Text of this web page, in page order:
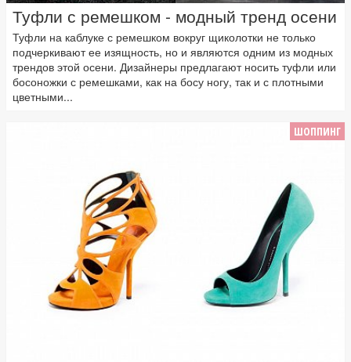
Туфли с ремешком - модный тренд осени
Туфли на каблуке с ремешком вокруг щиколотки не только
подчеркивают ее изящность, но и являются одним из модных
трендов этой осени. Дизайнеры предлагают носить туфли или
босоножки с ремешками, как на босу ногу, так и с плотными
цветными...
ШОППИНГ